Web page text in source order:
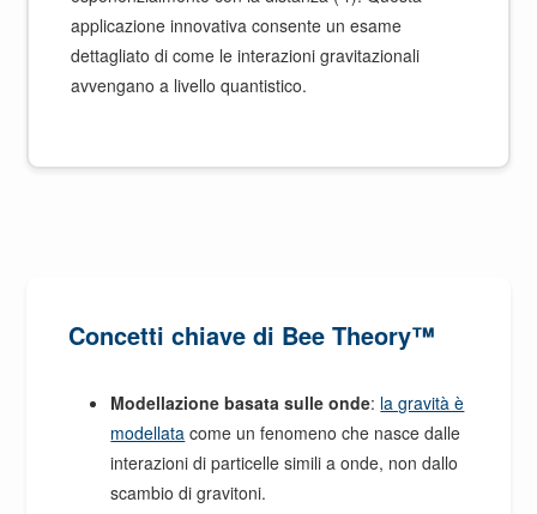
applicazione innovativa consente un esame
dettagliato di come le interazioni gravitazionali
avvengano a livello quantistico.
Concetti chiave di Bee Theory™
Modellazione basata sulle onde: la gravità è
modellata come un fenomeno che nasce dalle
interazioni di particelle simili a onde, non dallo
scambio di gravitoni.